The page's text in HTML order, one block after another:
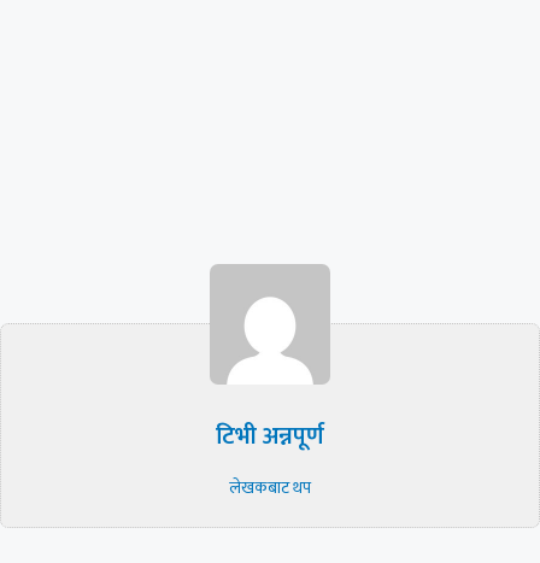
टिभी अन्नपूर्ण
लेखकबाट थप